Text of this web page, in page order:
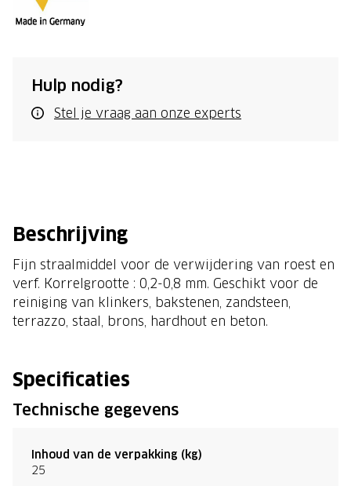
Hulp nodig?
Stel je vraag aan onze experts
Beschrijving
Fijn straalmiddel voor de verwijdering van roest en
verf. Korrelgrootte : 0,2-0,8 mm. Geschikt voor de
reiniging van klinkers, bakstenen, zandsteen,
terrazzo, staal, brons, hardhout en beton.
Specificaties
Technische gegevens
Inhoud van de verpakking (kg)
25